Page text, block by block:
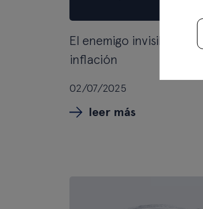
El enemigo invisible de
inflación
02/07/2025
leer más